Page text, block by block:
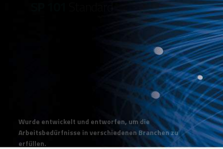
Wurde entwickelt und entworfen, um die
Arbeitsbedürfnisse in verschiedenen Branchen zu
erfüllen.